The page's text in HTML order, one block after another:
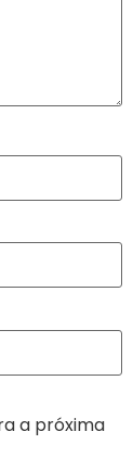
a próxima